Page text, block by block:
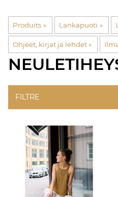
Produits ‪» Lankapuoti ‪»
Ohjeet, kirjat ja lehdet‪»
FILTRE